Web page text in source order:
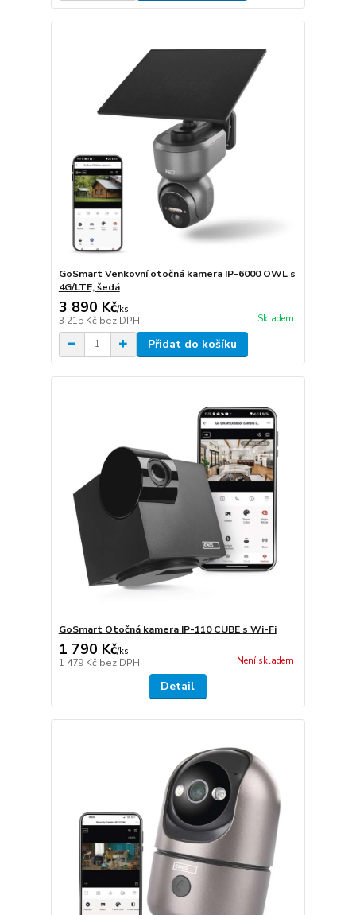
GoSmart Venkovní otočná kamera IP-6000 OWL s
4G/LTE, šedá
3 890 Kč/ks
3 215 Kč bez DPH Skladem
Přidat do košíku
GoSmart Otočná kamera IP-110 CUBE s Wi-Fi
1 790 Kč/ks
1 479 Kč bez DPH Není skladem
Detail